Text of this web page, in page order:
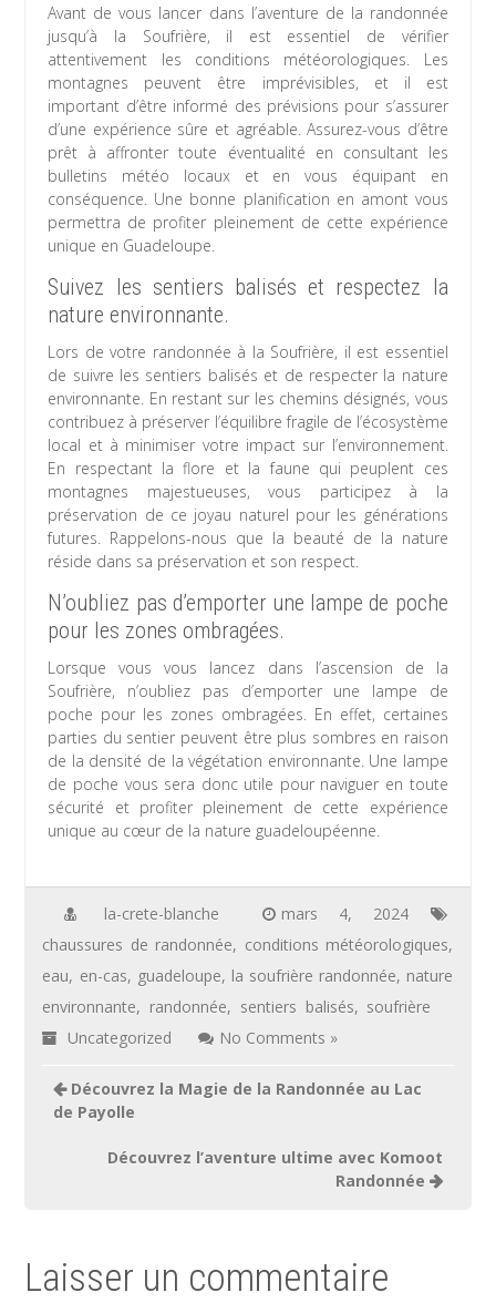
Avant de vous lancer dans l’aventure de la randonnée
jusqu’à la Soufrière, il est essentiel de vérifier
attentivement les conditions météorologiques. Les
montagnes peuvent être imprévisibles, et il est
important d’être informé des prévisions pour s’assurer
d’une expérience sûre et agréable. Assurez-vous d’être
prêt à affronter toute éventualité en consultant les
bulletins météo locaux et en vous équipant en
conséquence. Une bonne planification en amont vous
permettra de profiter pleinement de cette expérience
unique en Guadeloupe.
Suivez les sentiers balisés et respectez la
nature environnante.
Lors de votre randonnée à la Soufrière, il est essentiel
de suivre les sentiers balisés et de respecter la nature
environnante. En restant sur les chemins désignés, vous
contribuez à préserver l’équilibre fragile de l’écosystème
local et à minimiser votre impact sur l’environnement.
En respectant la flore et la faune qui peuplent ces
montagnes majestueuses, vous participez à la
préservation de ce joyau naturel pour les générations
futures. Rappelons-nous que la beauté de la nature
réside dans sa préservation et son respect.
N’oubliez pas d’emporter une lampe de poche
pour les zones ombragées.
Lorsque vous vous lancez dans l’ascension de la
Soufrière, n’oubliez pas d’emporter une lampe de
poche pour les zones ombragées. En effet, certaines
parties du sentier peuvent être plus sombres en raison
de la densité de la végétation environnante. Une lampe
de poche vous sera donc utile pour naviguer en toute
sécurité et profiter pleinement de cette expérience
unique au cœur de la nature guadeloupéenne.
la-crete-blanche
mars 4, 2024
chaussures de randonnée, conditions météorologiques,
eau, en-cas, guadeloupe, la soufrière randonnée, nature
environnante, randonnée, sentiers balisés, soufrière
Uncategorized
No Comments »
Navigation
de
Découvrez la Magie de la Randonnée au Lac
de Payolle
Découvrez l’aventure ultime avec Komoot
Randonnée
Laisser un commentaire